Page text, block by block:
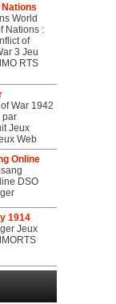
World
Nations :
of
3 Jeu
RTS
War 1942
par
Jeux
Web
Online
DSO
1914
Jeux